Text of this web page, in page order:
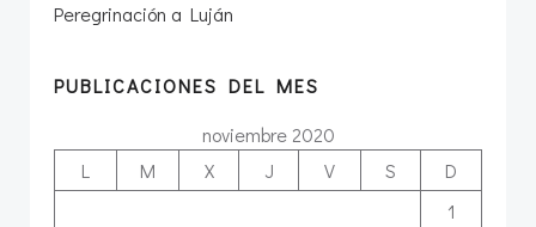
Peregrinación a Luján
PUBLICACIONES DEL MES
noviembre 2020
L
M X J V S
D
1